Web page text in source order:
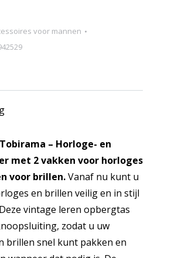
voor mannen
– Horloge- en
met 2 vakken voor horloges
voor brillen.Vanaf nu kunt u
en brillen veilig en in stijl
vintage leren opbergtas
zodat u uw
brillen snel kunt pakken en